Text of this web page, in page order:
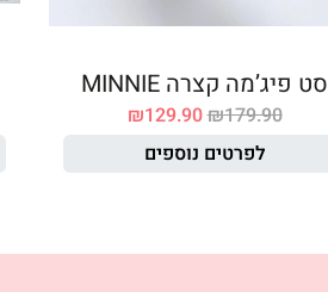
סט פיג’מה קצרה MINNIE
₪179.90
₪129.90
לפרטים נוספים